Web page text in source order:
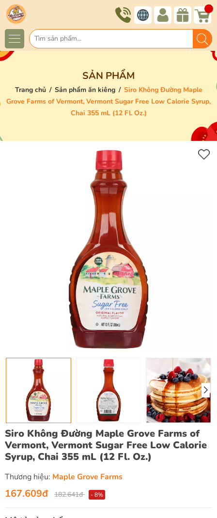
SẢN PHẨM
Trang chủ / Sản phẩm ăn kiêng / Siro Không Đường Maple
Grove Farms of Vermont, Vermont Sugar Free Low Calorie Syrup,
Chai 355 mL (12 Fl. Oz.)
Siro Không Đường Maple Grove Farms of
Vermont, Vermont Sugar Free Low Calorie
Syrup, Chai 355 mL (12 Fl. Oz.)
Thương hiệu: Maple Grove Farms
167.609đ 182.641đ - 8%